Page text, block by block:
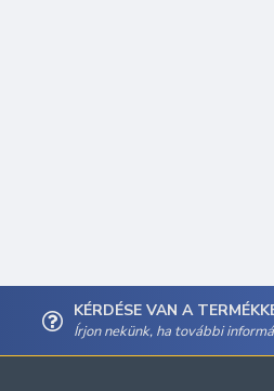
KÉRDÉSE VAN A
Írjon nekünk, ha további